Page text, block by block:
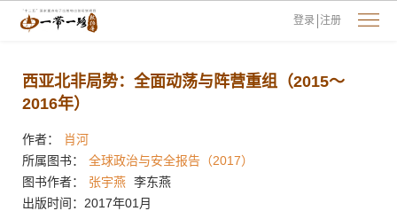
登录 注册
西亚北非局势：全面动荡与阵营重组（2015～
2016年）
作者：
肖河
所属图书：
全球政治与安全报告（2017）
图书作者：
张宇燕 李东燕
出版时间：2017年01月